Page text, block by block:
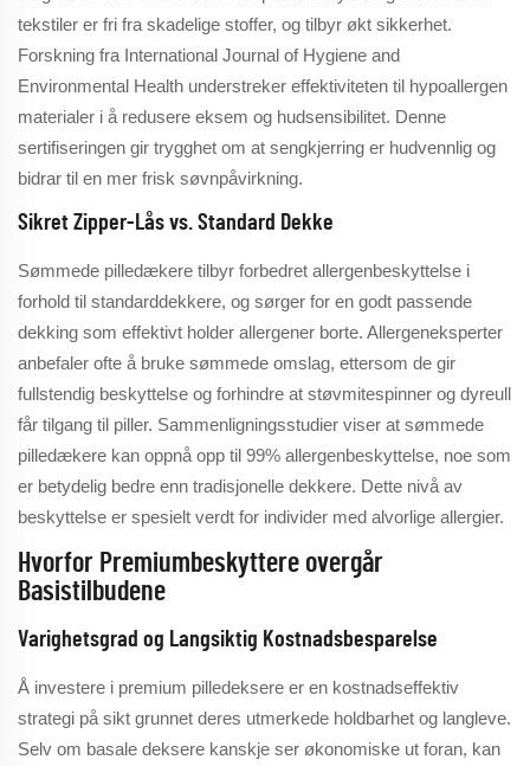
tekstiler er fri fra skadelige stoffer, og tilbyr økt sikkerhet.
Forskning fra International Journal of Hygiene and
Environmental Health understreker effektiviteten til hypoallergen
materialer i å redusere eksem og hudsensibilitet. Denne
sertifiseringen gir trygghet om at sengkjerring er hudvennlig og
bidrar til en mer frisk søvnpåvirkning.
Sikret Zipper-Lås vs. Standard Dekke
Sømmede pilledækere tilbyr forbedret allergenbeskyttelse i
forhold til standarddekkere, og sørger for en godt passende
dekking som effektivt holder allergener borte. Allergeneksperter
anbefaler ofte å bruke sømmede omslag, ettersom de gir
fullstendig beskyttelse og forhindre at støvmitespinner og dyreull
får tilgang til piller. Sammenligningsstudier viser at sømmede
pilledækere kan oppnå opp til 99% allergenbeskyttelse, noe som
er betydelig bedre enn tradisjonelle dekkere. Dette nivå av
beskyttelse er spesielt verdt for individer med alvorlige allergier.
Hvorfor Premiumbeskyttere overgår
Basistilbudene
Varighetsgrad og Langsiktig Kostnadsbesparelse
Å investere i premium pilledeksere er en kostnadseffektiv
strategi på sikt grunnet deres utmerkede holdbarhet og langleve.
Selv om basale deksere kanskje ser økonomiske ut foran, kan